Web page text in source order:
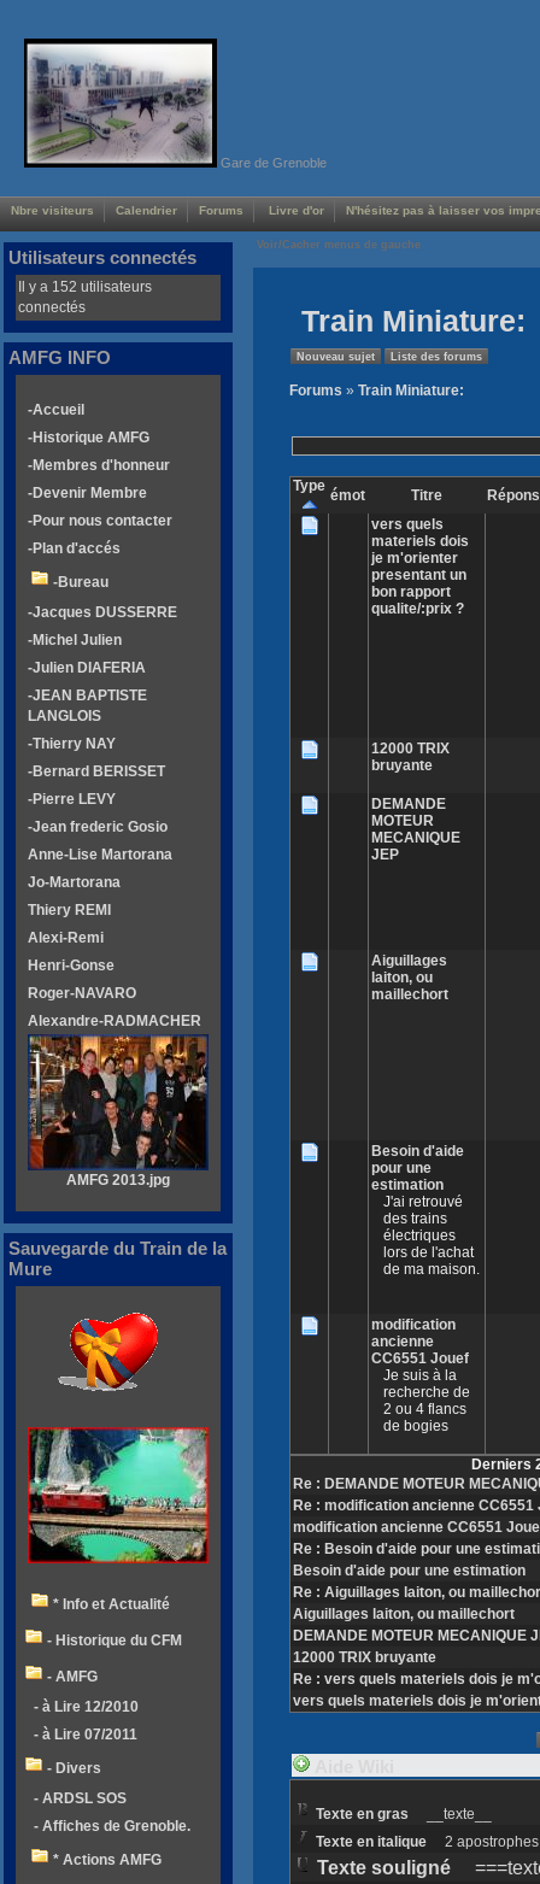
Gare de Grenoble
Nbre visiteurs Calendrier Forums Livre d'or N'hésitez pas à laisser vos
Voir/Cacher menus de gauche
Train Miniature:
Nouveau sujet Liste des forums
Forums » Train Miniature:
Type
émot Titre
vers quels
materiels dois
je m'orienter
presentant un
bon rapport
qualite/:prix ?
12000 TRIX
bruyante
DEMANDE
MOTEUR
MECANIQUE
JEP
Aiguillages
laiton, ou
maillechort
Besoin d'aide
pour une
estimation
J'ai retrouvé
des trains
électriques
lors de l'achat
de ma maison.
modification
ancienne
CC6551 Jouef
Je suis à la
recherche de
2 ou 4 flancs
de bogies
Derniers
Re : DEMANDE MOTEUR
Re : modification ancienne CC6551
modification ancienne CC6551
Re : Besoin d'aide pour une
Besoin d'aide pour une estimation
Re : Aiguillages laiton, ou
Aiguillages laiton, ou maillechort
DEMANDE MOTEUR MECANIQUE
12000 TRIX bruyante
Re : vers quels materiels dois je
vers quels materiels dois je
Texte en gras
__texte__
Texte en italique 2
Texte souligné
Utilisateurs connectés
Il y a 152 utilisateurs
connectés
AMFG INFO
-Accueil
-Historique AMFG
-Membres d'honneur
-Devenir Membre
-Pour nous contacter
-Plan d'accés
-Bureau
-Jacques DUSSERRE
-Michel Julien
-Julien DIAFERIA
-JEAN BAPTISTE
LANGLOIS
-Thierry NAY
-Bernard BERISSET
-Pierre LEVY
-Jean frederic Gosio
Anne-Lise Martorana
Jo-Martorana
Thiery REMI
Alexi-Remi
Henri-Gonse
Roger-NAVARO
Alexandre-RADMACHER
AMFG 2013.jpg
Sauvegarde du Train de la
Mure
* Info et Actualité
- Historique du CFM
- AMFG
- à Lire 12/2010
- à Lire 07/2011
- Divers
- ARDSL SOS
- Affiches de Grenoble.
* Actions AMFG